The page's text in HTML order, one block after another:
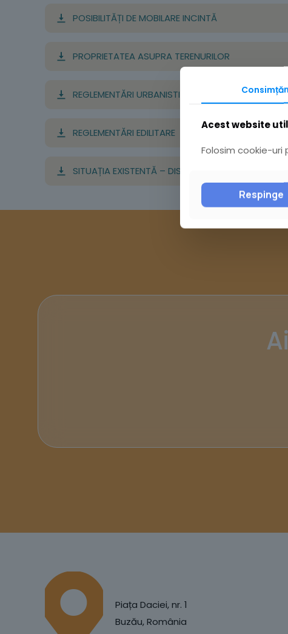
POSIBILITĂȚI DE MOBILARE INCINTĂ
PROPRIETATEA ASUPRA TERENURILOR
REGLEMENTĂRI URBANISTICE – ZONIFICARE
REGLEMENTĂRI EDILITARE
SITUAȚIA EXISTENTĂ – DISFUNCȚIONALITĂȚI
Piața Daciei, nr. 1
Buzău, România
Acest website
Folosim cookie-uri
Respinge